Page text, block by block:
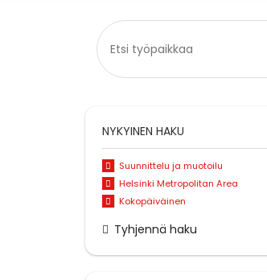
NYKYINEN HAKU
Suunnittelu ja muotoilu
Helsinki Metropolitan Area
Kokopäiväinen
Tyhjennä haku